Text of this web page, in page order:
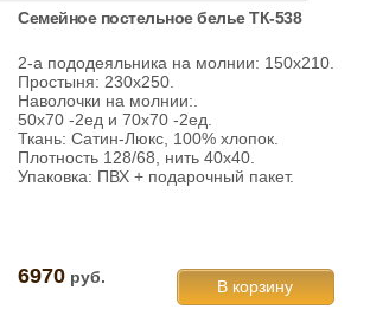
Семейное постельное белье ТК-538
2-а пододеяльника на молнии: 150х210.
Простыня: 230х250.
Наволочки на молнии:.
50х70 -2ед и 70х70 -2ед.
Ткань: Сатин-Люкс, 100% хлопок.
Плотность 128/68, нить 40х40.
Упаковка: ПВХ + подарочный пакет.
6970 руб.